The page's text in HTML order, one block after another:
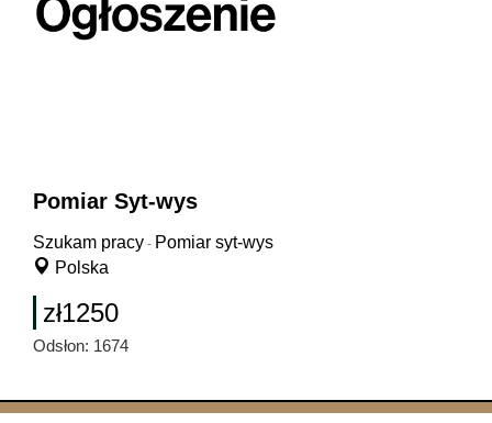
Pomiar Syt-wys
Szukam pracy - Pomiar syt-wys
Polska
zł1250
Odsłon: 1674